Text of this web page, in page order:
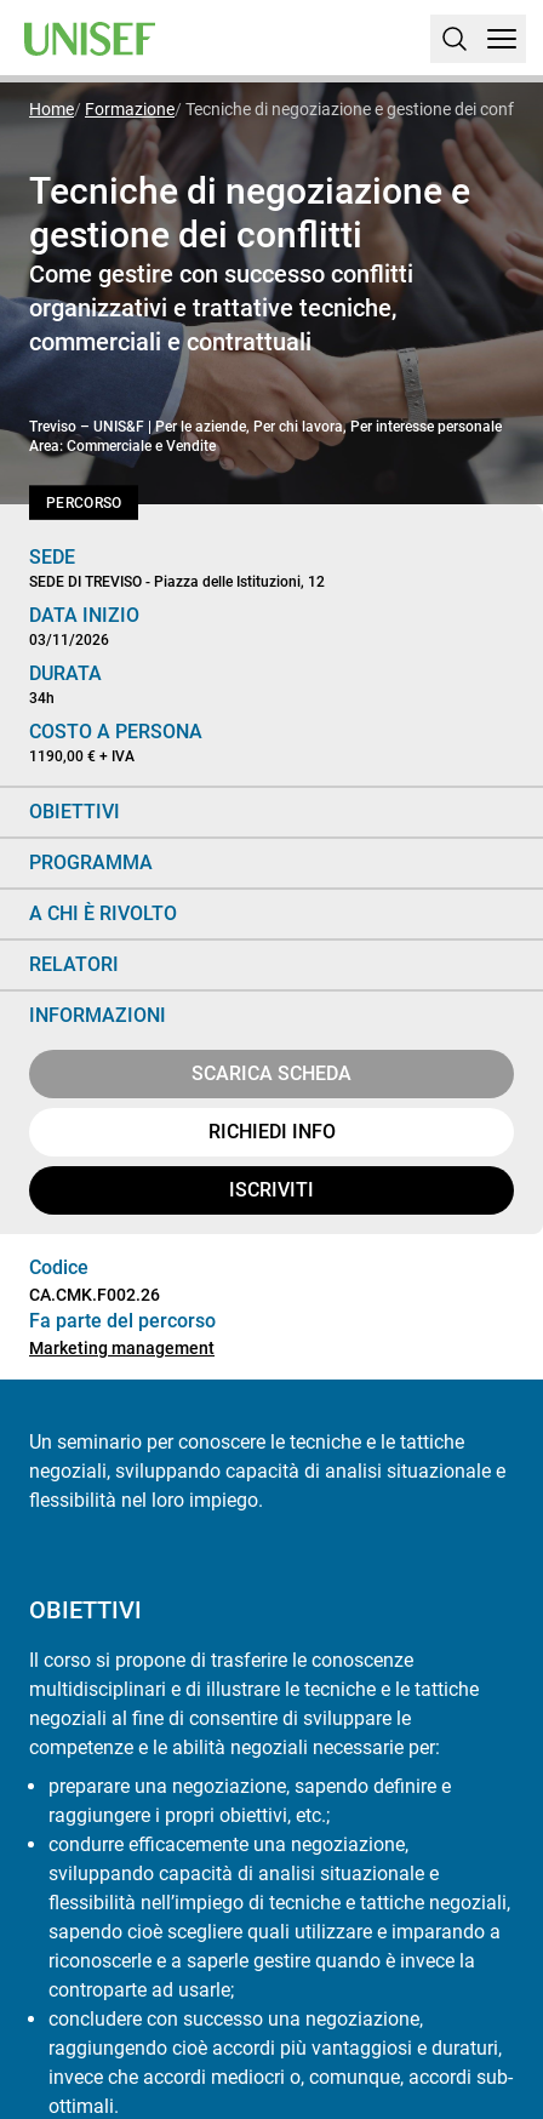
Home Formazione Tecniche di negoziazione e gestione dei conflitti
Tecniche di negoziazione e
gestione dei conflitti
Come gestire con successo conflitti
organizzativi e trattative tecniche,
commerciali e contrattuali
Treviso – UNIS&F | Per le aziende, Per chi lavora, Per interesse personale
Area: Commerciale e Vendite
PERCORSO
SEDE
SEDE DI TREVISO - Piazza delle Istituzioni, 12
DATA INIZIO
03/11/2026
DURATA
34h
COSTO A PERSONA
1190,00 € + IVA
OBIETTIVI
PROGRAMMA
A CHI È RIVOLTO
RELATORI
INFORMAZIONI
SCARICA SCHEDA
RICHIEDI INFO
ISCRIVITI
Codice
CA.CMK.F002.26
Fa parte del percorso
Marketing management
Un seminario per conoscere le tecniche e le tattiche
negoziali, sviluppando capacità di analisi situazionale e
flessibilità nel loro impiego.
OBIETTIVI
Il corso si propone di trasferire le conoscenze
multidisciplinari e di illustrare le tecniche e le tattiche
negoziali al fine di consentire di sviluppare le
competenze e le abilità negoziali necessarie per:
preparare una negoziazione, sapendo definire e
raggiungere i propri obiettivi, etc.;
condurre efficacemente una negoziazione,
sviluppando capacità di analisi situazionale e
flessibilità nell’impiego di tecniche e tattiche negoziali,
sapendo cioè scegliere quali utilizzare e imparando a
riconoscerle e a saperle gestire quando è invece la
controparte ad usarle;
concludere con successo una negoziazione,
raggiungendo cioè accordi più vantaggiosi e duraturi,
invece che accordi mediocri o, comunque, accordi sub-
ottimali.